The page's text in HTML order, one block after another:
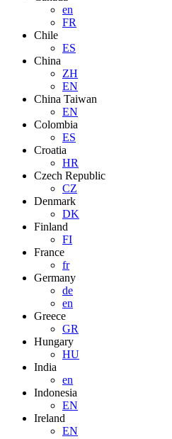
en
FR
Chile
ES
China
ZH
EN
China Taiwan
EN
Colombia
ES
Croatia
HR
Czech Republic
CZ
Denmark
DK
Finland
FI
France
fr
Germany
de
en
Greece
GR
Hungary
HU
India
en
Indonesia
EN
Ireland
EN